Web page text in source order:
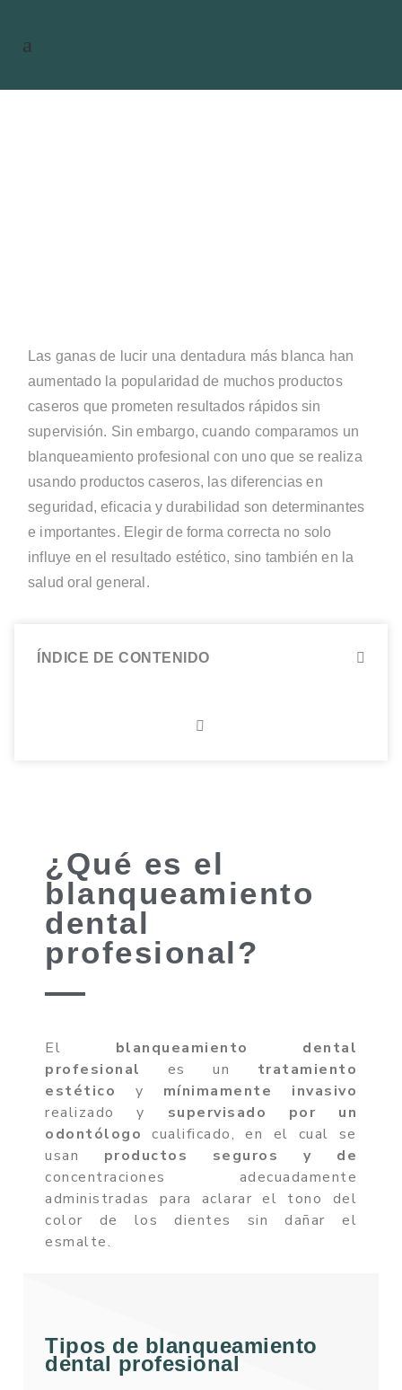
ÍNDICE DE CONTENIDO
Las ganas de lucir una dentadura más blanca han
aumentado la popularidad de muchos productos
caseros que prometen resultados rápidos sin
supervisión. Sin embargo, cuando comparamos un
blanqueamiento profesional con uno que se realiza
usando productos caseros, las diferencias en
seguridad, eficacia y durabilidad son determinantes
e importantes. Elegir de forma correcta no solo
influye en el resultado estético, sino también en la
salud oral general.
¿Qué es el
blanqueamiento
dental
profesional?
El blanqueamiento dental
profesional es un tratamiento
estético y mínimamente invasivo
realizado y supervisado por un
odontólogo cualificado, en el cual se
usan productos seguros y de
concentraciones adecuadamente
administradas para aclarar el tono del
color de los dientes sin dañar el
esmalte.
Tipos de blanqueamiento
dental profesional